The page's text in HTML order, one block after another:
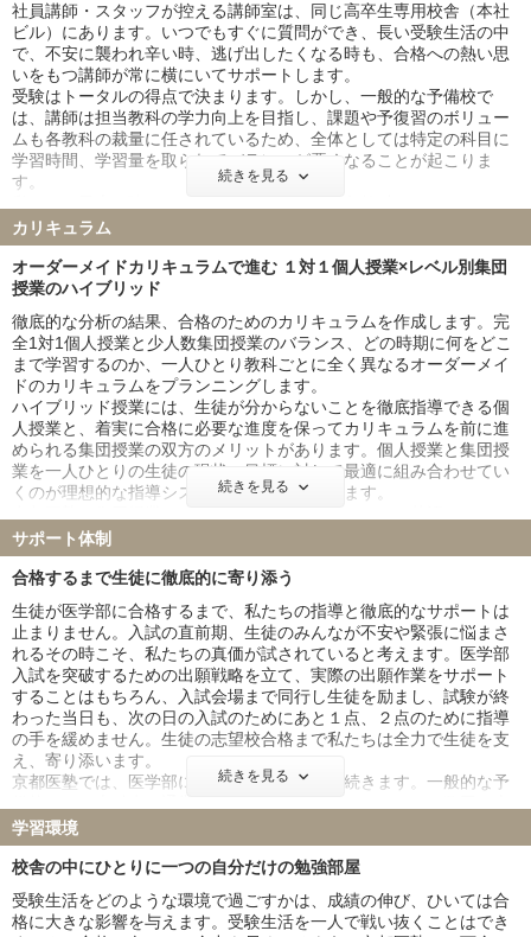
※上記は、すべて医学部医学科の実績です。
※上記には、現役生科・オンライン校の実績も含まれています。
社員講師・スタッフが控える講師室は、同じ高卒生専用校舎（本社
ビル）にあります。いつでもすぐに質問ができ、長い受験生活の中
で、不安に襲われ辛い時、逃げ出したくなる時も、合格への熱い思
いをもつ講師が常に横にいてサポートします。
受験はトータルの得点で決まります。しかし、一般的な予備校で
は、講師は担当教科の学力向上を目指し、課題や予復習のボリュー
ムも各教科の裁量に任されているため、全体としては特定の科目に
学習時間、学習量を取られてバランスが悪くなることが起こりま
す。
講師１３人がチームとなって合格に導くことです。講師一人ひとり
が違う指導法を取るのではなく、指導方針を統一、共有し、また各
科目のバランスを考えてその生徒に今どの科目を重点的に指導する
べきかなど、講師全員が意思統一をした上で授業を行います。
続きを見る
カリキュラム
オーダーメイドカリキュラムで進む １対１個人授業×レベル別集団
授業のハイブリッド
徹底的な分析の結果、合格のためのカリキュラムを作成します。完
全1対1個人授業と少人数集団授業のバランス、どの時期に何をどこ
まで学習するのか、一人ひとり教科ごとに全く異なるオーダーメイ
ドのカリキュラムをプランニングします。
ハイブリッド授業には、生徒が分からないことを徹底指導できる個
人授業と、着実に合格に必要な進度を保ってカリキュラムを前に進
められる集団授業の双方のメリットがあります。個人授業と集団授
業を一人ひとりの生徒の現状、目標に対して最適に組み合わせてい
くのが理想的な指導システムと私たちは考えます。
ス、化学は１２クラスなどレベル別の編成を行います。そのため、
例えば得意な英語は一番上のクラス、苦手な化学は一番下のクラス
などという編成が可能。その組み合わせは英数理理の４科だけでも
10,000通りを超えます。ここに、生徒一人ひとりに合わせた個人授
業が組み合わさり弱点を徹底フォローします。
続きを見る
サポート体制
合格するまで生徒に徹底的に寄り添う
生徒が医学部に合格するまで、私たちの指導と徹底的なサポートは
止まりません。入試の直前期、生徒のみんなが不安や緊張に悩まさ
れるその時こそ、私たちの真価が試されていると考えます。医学部
入試を突破するための出願戦略を立て、実際の出願作業をサポート
することはもちろん、入試会場まで同行し生徒を励まし、試験が終
わった当日も、次の日の入試のためにあと１点、２点のために指導
の手を緩めません。生徒の志望校合格まで私たちは全力で生徒を支
え、寄り添います。
京都医塾では、医学部に合格するまで指導が続きます。一般的な予
前講習のみのところもありますが、京都医塾では、入試前日はもち
ろん当日の入試後も毎日、実際の入試問題を使って重要事項の確認
や失敗したところブラッシュアップします。そのため『京都医塾生
は後期試験に強い』と言われ、実際に直前期～入試シーズンに驚異
的な学力の伸長を遂げて、後期試験で合格を勝ち取ってくる生徒が
毎年たくさんおられます。
続きを見る
学習環境
校舎の中にひとりに一つの自分だけの勉強部屋
受験生活をどのような環境で過ごすかは、成績の伸び、ひいては合
格に大きな影響を与えます。受験生活を一人で戦い抜くことはでき